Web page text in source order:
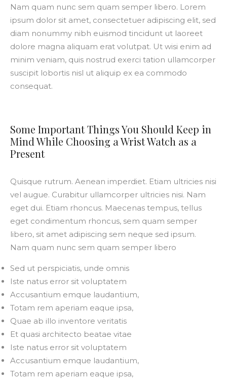
Nam quam nunc sem quam semper libero. Lorem
ipsum dolor sit amet, consectetuer adipiscing elit, sed
diam nonummy nibh euismod tincidunt ut laoreet
dolore magna aliquam erat volutpat. Ut wisi enim ad
minim veniam, quis nostrud exerci tation ullamcorper
suscipit lobortis nisl ut aliquip ex ea commodo
consequat.
Some Important Things You Should Keep in
Mind While Choosing a Wrist Watch as a
Present
Quisque rutrum. Aenean imperdiet. Etiam ultricies nisi
vel augue. Curabitur ullamcorper ultricies nisi. Nam
eget dui. Etiam rhoncus. Maecenas tempus, tellus
eget condimentum rhoncus, sem quam semper
libero, sit amet adipiscing sem neque sed ipsum.
Nam quam nunc sem quam semper libero
Sed ut perspiciatis, unde omnis
Iste natus error sit voluptatem
Accusantium emque laudantium,
Totam rem aperiam eaque ipsa,
Quae ab illo inventore veritatis
Et quasi architecto beatae vitae
Iste natus error sit voluptatem
Accusantium emque laudantium,
Totam rem aperiam eaque ipsa,